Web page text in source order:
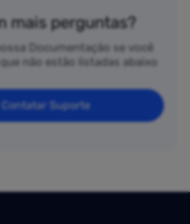
mais perguntas?
Documentação se você
não estão listadas abaixo
Contatar Suporte